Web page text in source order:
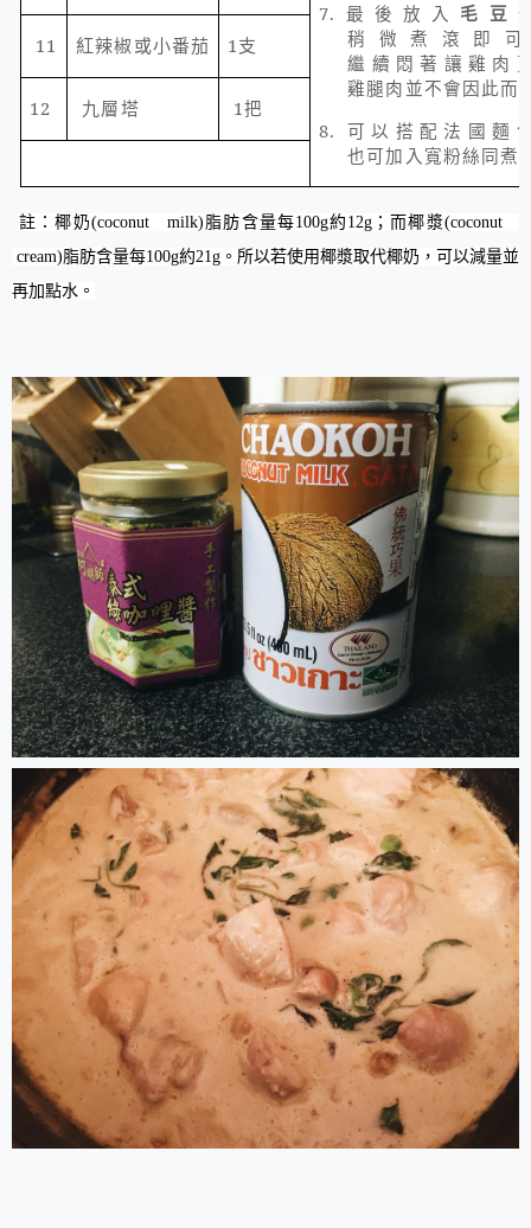
7. 最後放入 毛豆
稍微煮滾即
繼續悶著讓雞肉
雞腿肉並不會因此而
8. 可以搭配法國麵
也可加入寬粉絲同煮
11 紅辣椒或小番茄 1支
12 九層塔 1把
註：椰奶(coconut milk)脂肪含量每100g約12g；而椰漿(coconut
cream)脂肪含量每100g約21g。所以若使用椰漿取代椰奶，可以減量並
再加點水。